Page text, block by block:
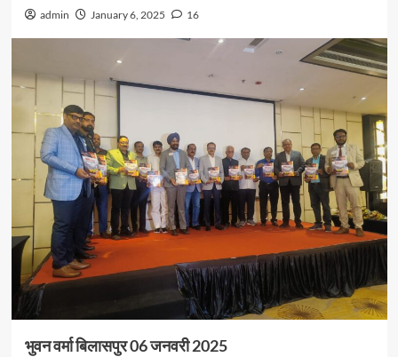
admin January 6, 2025 16
भुवन वर्मा बिलासपुर 06 जनवरी 2025